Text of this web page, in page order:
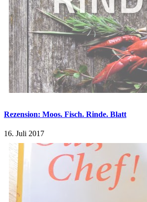
Rezension: Moos. Fisch. Rinde. Blatt
16. Juli 2017